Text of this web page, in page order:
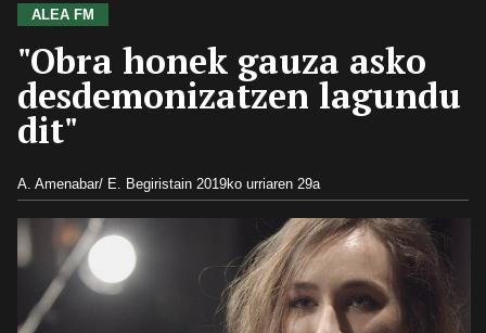
ALEA FM
"Obra honek gauza asko
desdemonizatzen lagundu
dit"
A. Amenabar/ E. Begiristain 2019ko urriaren 29a